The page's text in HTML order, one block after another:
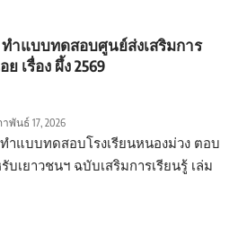
ำแบบทดสอบศูนย์ส่งเสริมการ
เรื่อง ผึ้ง 2569
พันธ์ 17, 2026